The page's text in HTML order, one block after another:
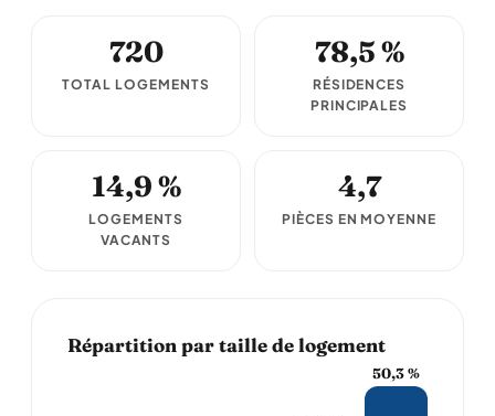
720
TOTAL LOGEMENTS
78,5 %
RÉSIDENCES
PRINCIPALES
14,9 %
LOGEMENTS
VACANTS
4,7
PIÈCES EN MOYENNE
Répartition par taille de logement
50,3 %